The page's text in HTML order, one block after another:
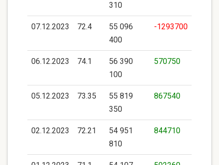
310
07.12.2023 72.4
55 096
400
-1293700
06.12.2023 74.1
56 390
100
570750
05.12.2023 73.35
55 819
350
867540
02.12.2023 72.21
54 951
810
844710